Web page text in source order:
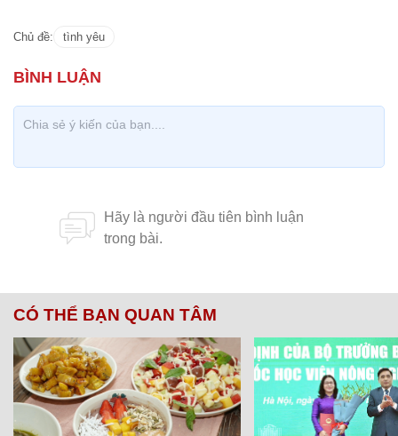
Chủ đề: tình yêu
CÓ THỂ BẠN QUAN TÂM